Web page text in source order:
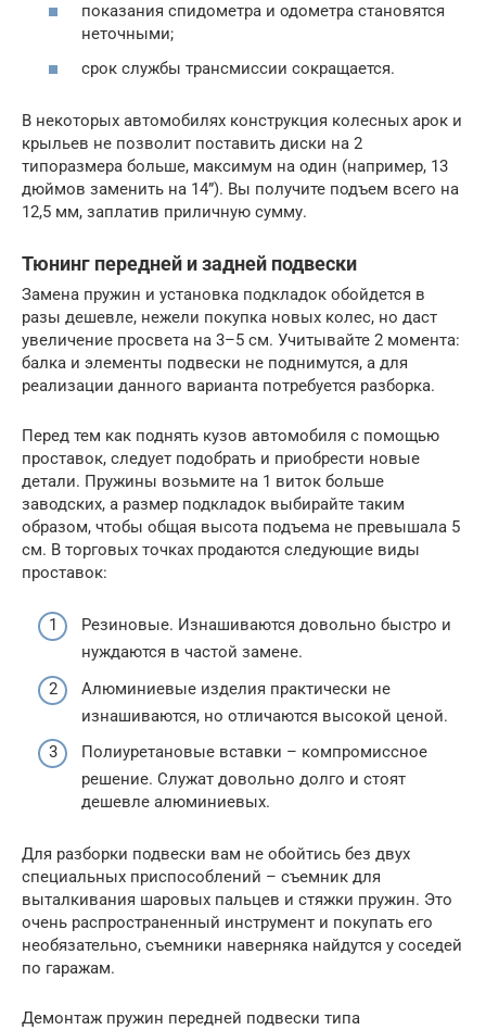
показания спидометра и одометра становятся
неточными;
срок службы трансмиссии сокращается.
В некоторых автомобилях конструкция колесных арок и
крыльев не позволит поставить диски на 2
типоразмера больше, максимум на один (например, 13
дюймов заменить на 14”). Вы получите подъем всего на
12,5 мм, заплатив приличную сумму.
Тюнинг передней и задней подвески
Замена пружин и установка подкладок обойдется в
разы дешевле, нежели покупка новых колес, но даст
увеличение просвета на 3–5 см. Учитывайте 2 момента:
балка и элементы подвески не поднимутся, а для
реализации данного варианта потребуется разборка.
Перед тем как поднять кузов автомобиля с помощью
проставок, следует подобрать и приобрести новые
детали. Пружины возьмите на 1 виток больше
заводских, а размер подкладок выбирайте таким
образом, чтобы общая высота подъема не превышала 5
см. В торговых точках продаются следующие виды
проставок:
Резиновые. Изнашиваются довольно быстро и
нуждаются в частой замене.
Алюминиевые изделия практически не
изнашиваются, но отличаются высокой ценой.
Полиуретановые вставки – компромиссное
решение. Служат довольно долго и стоят
дешевле алюминиевых.
Для разборки подвески вам не обойтись без двух
специальных приспособлений – съемник для
выталкивания шаровых пальцев и стяжки пружин. Это
очень распространенный инструмент и покупать его
необязательно, съемники наверняка найдутся у соседей
по гаражам.
Демонтаж пружин передней подвески типа